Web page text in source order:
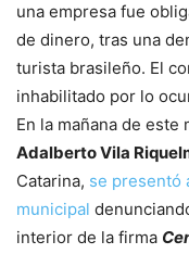
una empresa fue
de dinero, tras una
turista brasileño. El
inhabilitado por lo
En la mañana de
Adalberto Vila
Catarina, se presentó
municipal
interior de la firma